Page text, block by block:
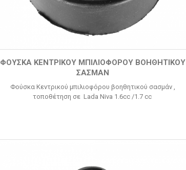
ΦΟΎΣΚΑ ΚΕΝΤΡΙΚΟΎ ΜΠΙΛΙΟΦΌΡΟΥ ΒΟΗΘΗΤΙΚΟΎ
ΣΑΣΜΆΝ
Φούσκα Κεντρικού μπιλιοφόρου βοηθητικού σασμάν ,
τοποθέτηση σε Lada Niva 1.6cc /1.7 cc